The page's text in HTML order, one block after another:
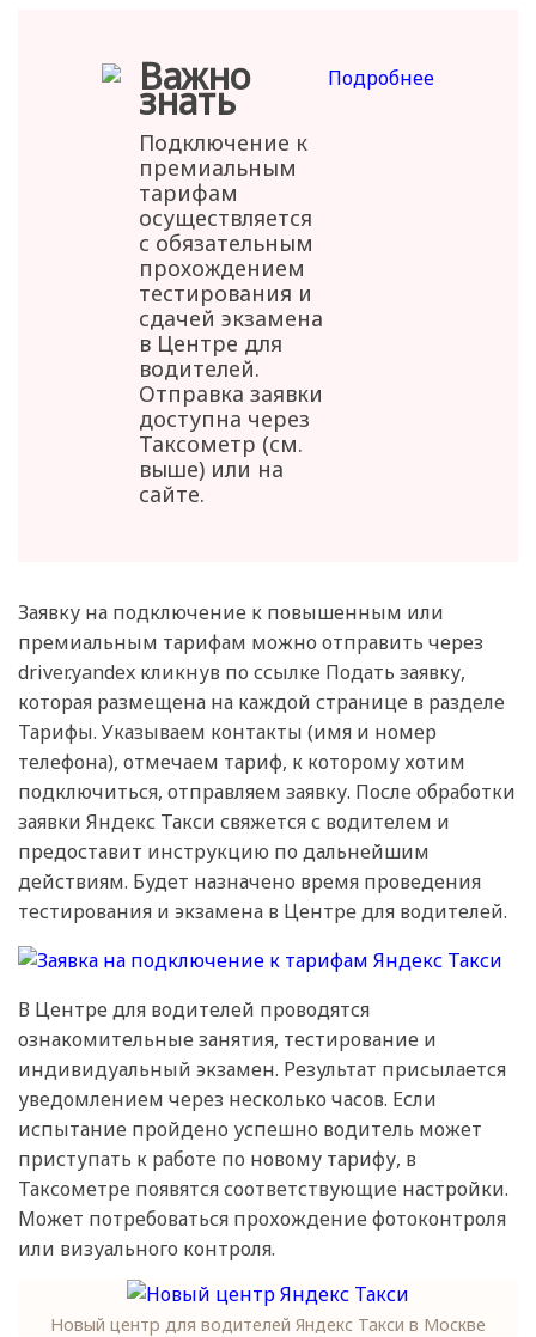
Важно
знать
Подключение к
премиальным
тарифам
осуществляется
с обязательным
прохождением
тестирования и
сдачей экзамена
в Центре для
водителей.
Отправка заявки
доступна через
Таксометр (см.
выше) или на
сайте.
Подробнее
Заявку на подключение к повышенным или
премиальным тарифам можно отправить через
driver.yandex кликнув по ссылке Подать заявку,
которая размещена на каждой странице в разделе
Тарифы. Указываем контакты (имя и номер
телефона), отмечаем тариф, к которому хотим
подключиться, отправляем заявку. После обработки
заявки Яндекс Такси свяжется с водителем и
предоставит инструкцию по дальнейшим
действиям. Будет назначено время проведения
тестирования и экзамена в Центре для водителей.
В Центре для водителей проводятся
ознакомительные занятия, тестирование и
индивидуальный экзамен. Результат присылается
уведомлением через несколько часов. Если
испытание пройдено успешно водитель может
приступать к работе по новому тарифу, в
Таксометре появятся соответствующие настройки.
Может потребоваться прохождение фотоконтроля
или визуального контроля.
Новый центр для водителей Яндекс Такси в Москве